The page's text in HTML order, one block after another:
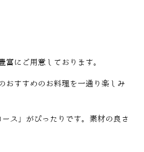
にご用意しております。
おすすめのお料理を一通り楽しみ
ス」がぴったりです。素材の良さ